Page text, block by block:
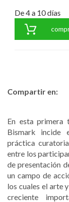
De 4 a 10 días
Compartir en:
En esta primera
Bismark incide
práctica
entre los
de presentación
un campo de
los cuales el arte
creciente